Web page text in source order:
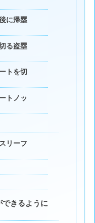
に帰塁
る盗塁
トを切
トノッ
リーフ
きるように